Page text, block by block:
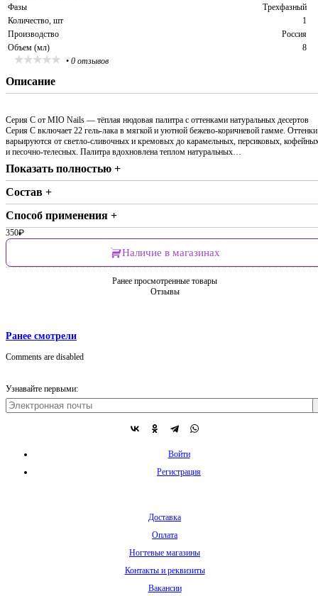
Фазы
Трехфазный
Количество, шт
1
Производство
Россия
Объем (мл)
8
• 0 отзывов
Описание
Серия C от MIO Nails — тёплая нюдовая палитра с оттенками натуральных десертов
Серия C включает 22 гель-лака в мягкой и уютной бежево-коричневой гамме. Оттенки
варьируются от светло-сливочных и кремовых до карамельных, персиковых,
и песочно-телесных. Палитра вдохновлена теплом натуральных…
Показать полностью +
Состав +
Способ применения +
350₽
Наличие в магазинах
Ранее просмотренные товары
Отзывы
Ранее смотрели
Comments are disabled
Узнавайте первыми:
Войти
Регистрация
Доставка
Оплата
Ногтевые магазины
Контакты и реквизиты
Вакансии